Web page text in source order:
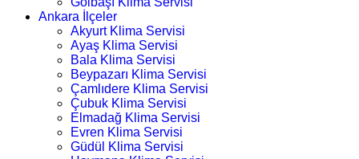
Ankara İlçeler
Akyurt Klima Servisi
Ayaş Klima Servisi
Bala Klima Servisi
Beypazarı Klima Servisi
Çamlıdere Klima Servisi
Çubuk Klima Servisi
Elmadağ Klima Servisi
Evren Klima Servisi
Güdül Klima Servisi